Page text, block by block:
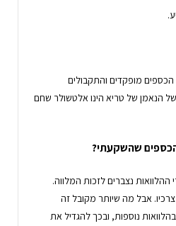
מופקדים והתקבולים
הנאמן של טריא הינו אלטשולר שחם
שהשקעתי?
נצברים לזכות המלווה.
אבל מה שיותר מקובל זה
נוספות, ובכך להגדיל את